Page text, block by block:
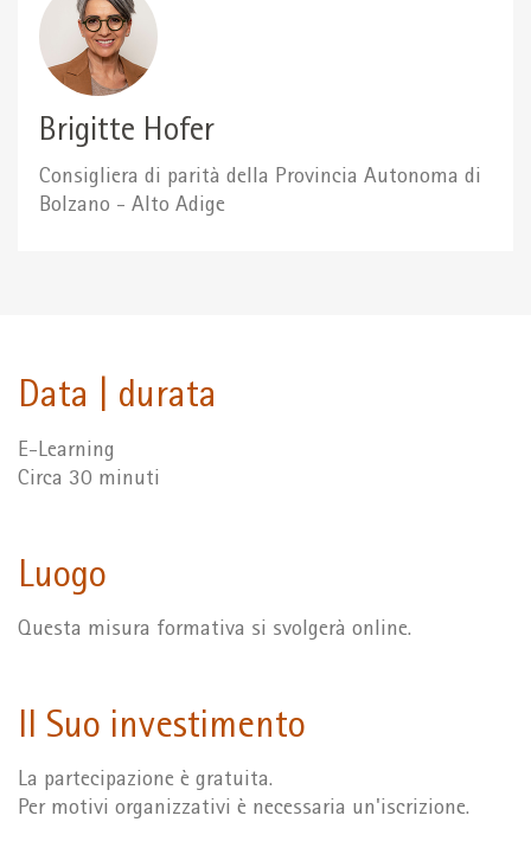
Brigitte Hofer
Consigliera di parità della Provincia Autonoma di
Bolzano - Alto Adige
Data | durata
E-Learning
Circa 30 minuti
Luogo
Questa misura formativa si svolgerà online.
Il Suo investimento
La partecipazione è gratuita.
Per motivi organizzativi è necessaria un'iscrizione.